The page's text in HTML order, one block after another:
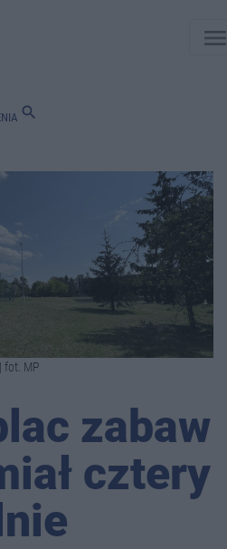
search
fot. MP
zabaw
cztery